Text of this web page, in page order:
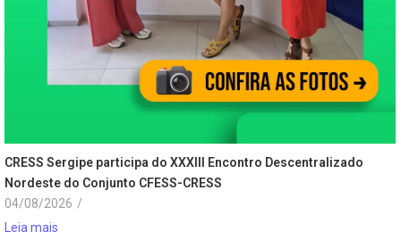
CRESS Sergipe participa do XXXIII Encontro Descentralizado
Nordeste do Conjunto CFESS-CRESS
04/08/2026 /
Leia mais